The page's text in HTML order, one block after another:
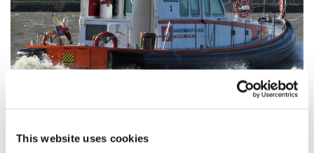
This website uses cookies
Lengte 14,95 m